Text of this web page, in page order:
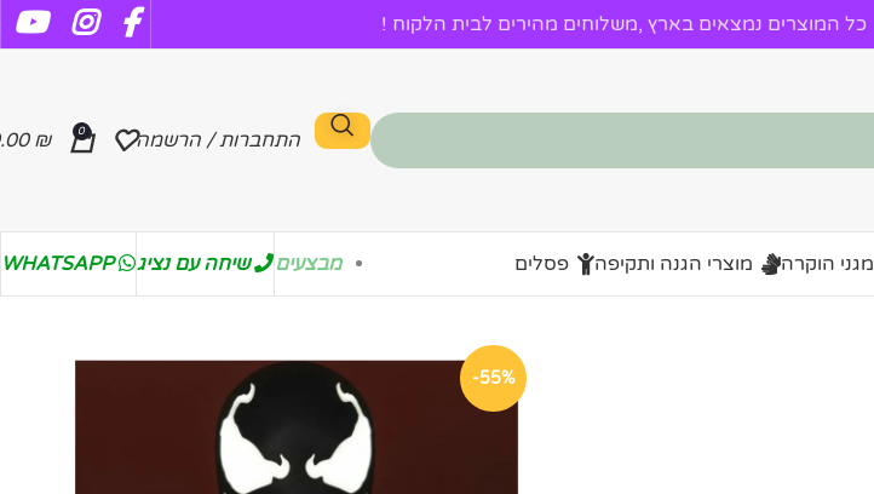
כל המוצרים נמצאים בארץ ,משלוחים מהירים לבית הלקוח !
התחברות / הרשמה 0
₪
מגני הוקרה מוצרי הגנה ותקיפה פסלים מבצעים שיחה עם נציג WHATSAPP
-55%